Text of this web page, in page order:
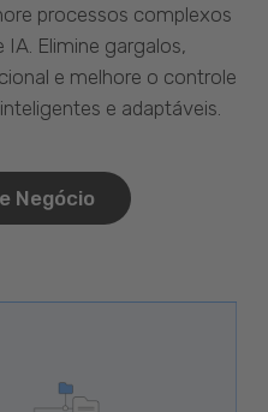
processos complexos
Elimine gargalos,
e melhore o controle
e adaptáveis.
Negócio